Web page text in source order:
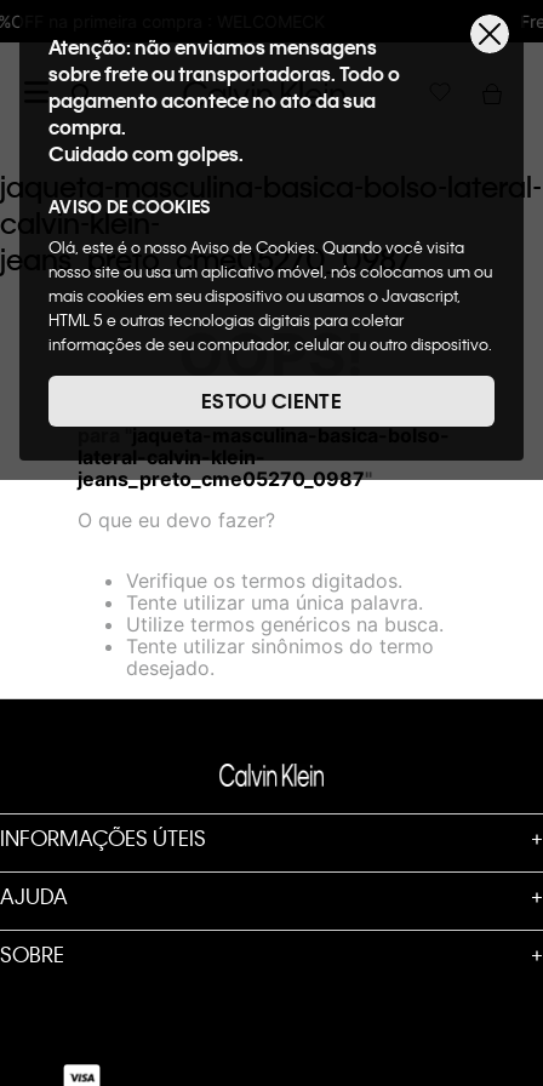
Frete GRÁTIS nas compras acima de
Atenção: não enviamos mensagens
sobre frete ou transportadoras. Todo o
pagamento acontece no ato da sua
compra.
Cuidado com golpes.
AVISO DE COOKIES
Olá, este é o nosso Aviso de Cookies. Quando você visita
nosso site ou usa um aplicativo móvel, nós colocamos um ou
mais cookies em seu dispositivo ou usamos o Javascript,
HTML 5 e outras tecnologias digitais para coletar
informações de seu computador, celular ou outro dispositivo.
de cookies, informaremos quais cookies usaremos e quais
suas funções. A forma como processamos os dados
nosso Aviso de Privacidade. Quando você visita nosso site,
consideraremos isso como sua solicitação específica para
fornecer a você toda a funcionalidade do site, incluindo,
entre outros, a capacidade de comprar um item em nossa
Cookies acesse o link.
ESTOU CIENTE
jaqueta-masculina-basica-bolso-lateral-
calvin-klein-
jeans_preto_cme05270_0987
OOPS!
Não encontramos nenhum resultado
lateral-calvin-klein-
jeans_preto_cme05270_0987"
O que eu devo fazer?
Verifique os termos digitados.
Tente utilizar uma única palavra.
Utilize termos genéricos na busca.
Tente utilizar sinônimos do termo
desejado.
INFORMAÇÕES ÚTEIS +
AJUDA +
SOBRE +